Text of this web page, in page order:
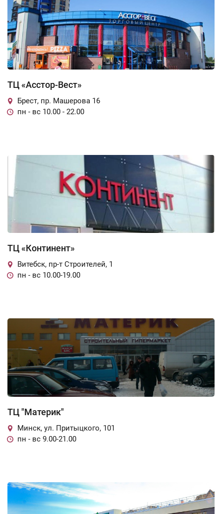
ТЦ «Асстор-Вест»
Брест, пр. Машерова 16
пн - вс 10.00 - 22.00
ТЦ «Континент»
Витебск, пр-т Строителей, 1
пн - вс 10.00-19.00
ТЦ "Материк"
Минск, ул. Притыцкого, 101
пн - вс 9.00-21.00